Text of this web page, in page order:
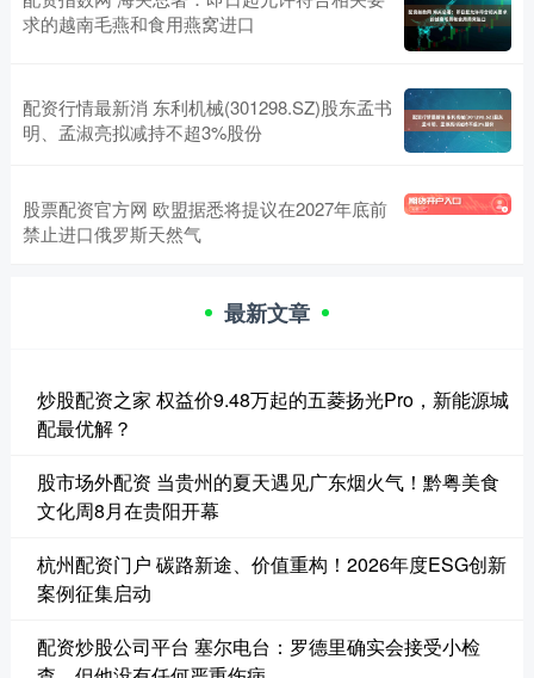
求的越南毛燕和食用燕窝进口
配资行情最新消 东利机械(301298.SZ)股东孟书
明、孟淑亮拟减持不超3%股份
股票配资官方网 欧盟据悉将提议在2027年底前
禁止进口俄罗斯天然气
最新文章
炒股配资之家 权益价9.48万起的五菱扬光Pro，新能源城
配最优解？
股市场外配资 当贵州的夏天遇见广东烟火气！黔粤美食
文化周8月在贵阳开幕
杭州配资门户 碳路新途、价值重构！2026年度ESG创新
案例征集启动
配资炒股公司平台 塞尔电台：罗德里确实会接受小检